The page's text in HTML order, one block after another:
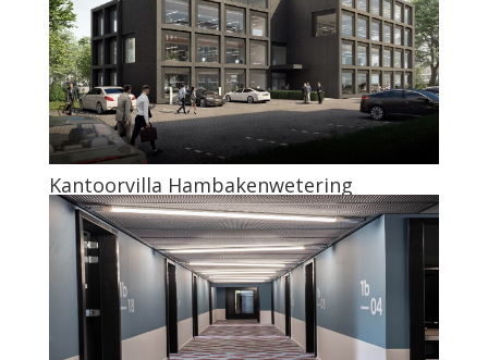
Kantoorvilla Hambakenwetering